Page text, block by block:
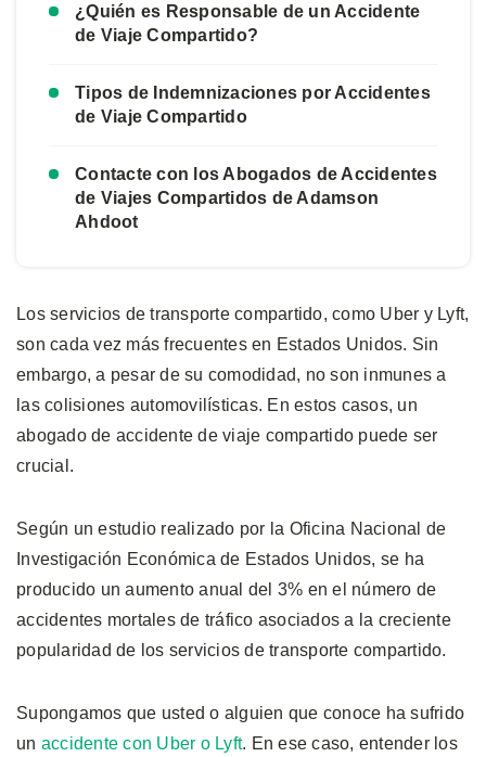
¿Quién es Responsable de un Accidente
de Viaje Compartido?
Tipos de Indemnizaciones por Accidentes
de Viaje Compartido
Contacte con los Abogados de Accidentes
de Viajes Compartidos de Adamson
Ahdoot
Los servicios de transporte compartido, como Uber y Lyft,
son cada vez más frecuentes en Estados Unidos. Sin
embargo, a pesar de su comodidad, no son inmunes a
las colisiones automovilísticas. En estos casos, un
abogado de accidente de viaje compartido puede ser
crucial.
Según un estudio realizado por la Oficina Nacional de
Investigación Económica de Estados Unidos, se ha
producido un aumento anual del 3% en el número de
accidentes mortales de tráfico asociados a la creciente
popularidad de los servicios de transporte compartido.
Supongamos que usted o alguien que conoce ha sufrido
un accidente con Uber o Lyft. En ese caso, entender los